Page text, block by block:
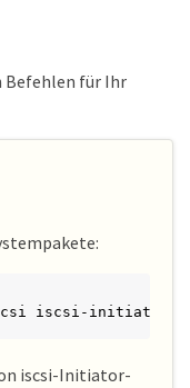
Befehlen für Ihr
iscsi-initiator-
iscsi-Initiator-